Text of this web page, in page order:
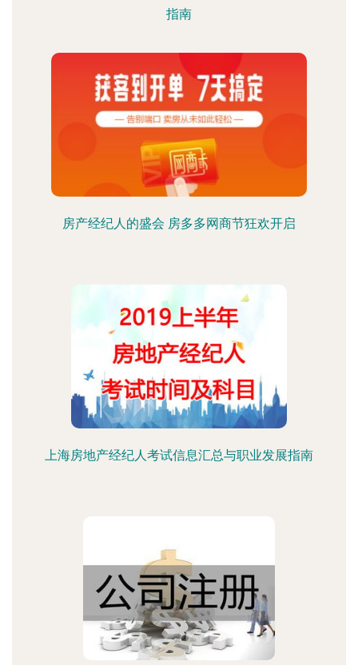
指南
房产经纪人的盛会 房多多网商节狂欢开启
上海房地产经纪人考试信息汇总与职业发展指南